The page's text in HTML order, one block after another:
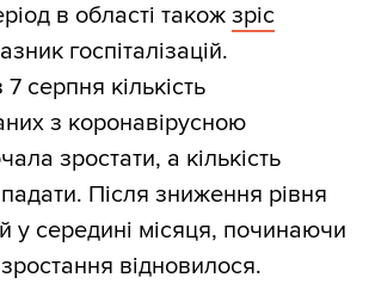
в області також зріс
госпіталізацій.
серпня кількість
з коронавірусною
зростати, а кількість
Після зниження рівня
у середині місяця, починаючи
відновилося.